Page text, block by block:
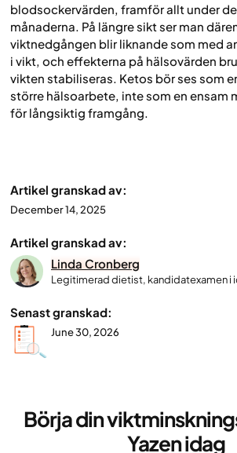
blodsockervärden, framför allt under
månaderna. På längre sikt ser man
viktnedgången blir liknande som med
i vikt, och effekterna på hälsovärden
vikten stabiliseras. Ketos bör ses som
större hälsoarbete, inte som en ensam
för långsiktig framgång.
Artikel granskad av:
December 14, 2025
Artikel granskad av:
Linda Cronberg
Legitimerad dietist, kandidatexamen i
Senast granskad:
June 30, 2026
Börja din
Yazen idag